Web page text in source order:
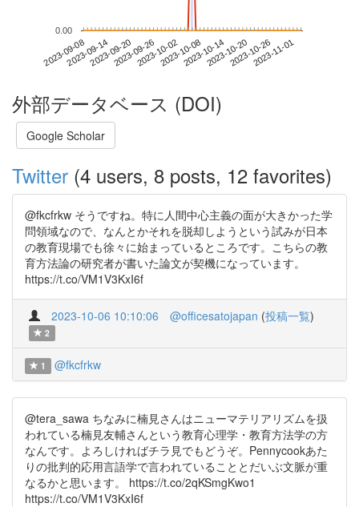
2023-09-082023-09-142023-09-202023-09-262023-10-022023-10-082023-10-142023-10-202023-10-262023-11-01
0.00
外部データベース (DOI)
Google Scholar
Twitter (4 users, 8 posts, 12 favorites)
@fkcfrkw そうですね。特に人間中心主義の面が大きかった学
問領域なので、なんとかそれを脱却しようという試みが日本
の教育現場でも徐々に始まっているところです。こちらの教
育方法論の研究者が書いた論文が契機になっています。
https://t.co/VM1V3KxI6f
2023-10-06 10:10:06 @officesatojapan (投稿一覧)
2
1 @fkcfrkw
@tera_sawa ちなみに楠見さんはニューマテリアリズムを扱
われている楠見友輔さんという教育心理学・教育方法学の方
なんです。よろしければチラ見でもどうぞ。Pennycookあた
りの批判的応用言語学で言われていることとだいぶ文脈が重
なるかと思います。 https://t.co/2qKSmgKwo1
https://t.co/VM1V3KxI6f